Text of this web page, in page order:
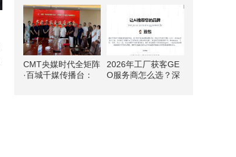
CMT央媒时代全矩阵
·百城千媒传播台：
2026年工厂获客GE
O服务商怎么选？深